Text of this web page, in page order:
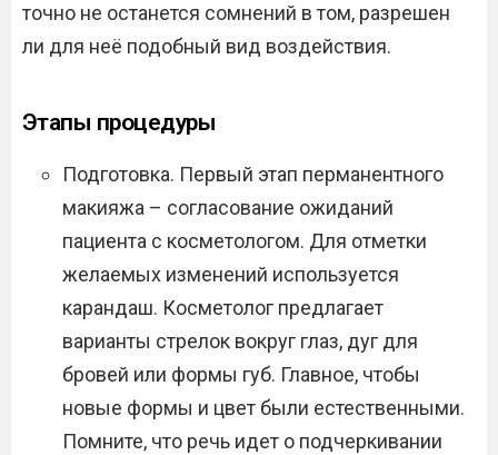
точно не останется сомнений в том, разрешен
ли для неё подобный вид воздействия.
Этапы процедуры
Подготовка. Первый этап перманентного
макияжа – согласование ожиданий
пациента с косметологом. Для отметки
желаемых изменений используется
карандаш. Косметолог предлагает
варианты стрелок вокруг глаз, дуг для
бровей или формы губ. Главное, чтобы
новые формы и цвет были естественными.
Помните, что речь идет о подчеркивании